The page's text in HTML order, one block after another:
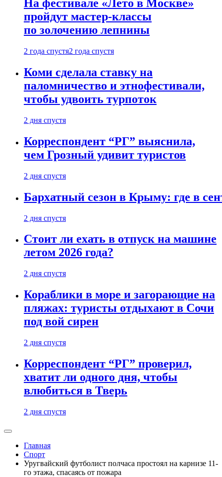
На фестивале «Лето в Москве»
пройдут мастер-классы
по золочению лепнины
2 года спустя2 года спустя
Коми сделала ставку на
паломничество и этнофестивали,
чтобы удвоить турпоток
2 дня спустя
Корреспондент “РГ” выяснила,
чем Грозный удивит туристов
2 дня спустя
Бархатный сезон в Крыму: где в
2 дня спустя
Стоит ли ехать в отпуск на машине
летом 2026 года?
2 дня спустя
Кораблики в море и загорающие на
пляжах: туристы отдыхают в Сочи
под вой сирен
2 дня спустя
Корреспондент “РГ” проверил,
хватит ли одного дня, чтобы
влюбиться в Тверь
2 дня спустя
Главная
Спорт
Уругвайский футболист полчаса простоял на карнизе 11-
го этажа, спасаясь от пожара